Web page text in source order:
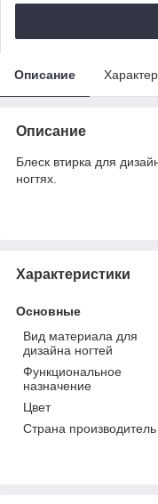
Описание
Описание
Блеск втирка для
ногтях.
Характеристики
Основные
Вид материала для
дизайна ногтей
Функциональное
назначение
Цвет
Страна производитель